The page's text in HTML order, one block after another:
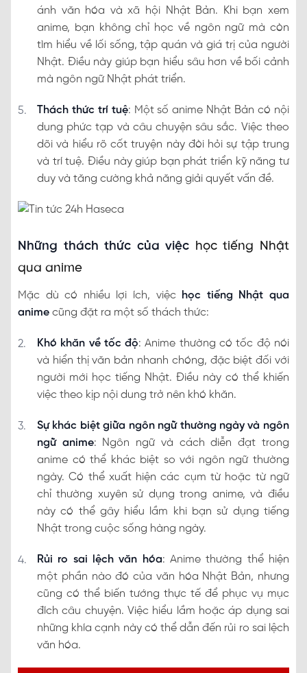
ánh văn hóa và xã hội Nhật Bản. Khi bạn xem
anime, bạn không chỉ học về ngôn ngữ mà còn
tìm hiểu về lối sống, tập quán và giá trị của người
Nhật. Điều này giúp bạn hiểu sâu hơn về bối cảnh
mà ngôn ngữ Nhật phát triển.
Thách thức trí tuệ: Một số anime Nhật Bản có nội
dung phức tạp và câu chuyện sâu sắc. Việc theo
dõi và hiểu rõ cốt truyện này đòi hỏi sự tập trung
và trí tuệ. Điều này giúp bạn phát triển kỹ năng tư
duy và tăng cường khả năng giải quyết vấn đề.
Những thách thức của việc học tiếng Nhật
qua anime
Mặc dù có nhiều lợi ích, việc
học tiếng Nhật qua
anime cũng đặt ra một số thách thức:
Khó khăn về tốc độ: Anime thường có tốc độ nói
và hiển thị văn bản nhanh chóng, đặc biệt đối với
người mới học tiếng Nhật. Điều này có thể khiến
việc theo kịp nội dung trở nên khó khăn.
Sự khác biệt giữa ngôn ngữ thường ngày và ngôn
ngữ anime: Ngôn ngữ và cách diễn đạt trong
anime có thể khác biệt so với ngôn ngữ thường
ngày. Có thể xuất hiện các cụm từ hoặc từ ngữ
chỉ thường xuyên sử dụng trong anime, và điều
này có thể gây hiểu lầm khi bạn sử dụng tiếng
Nhật trong cuộc sống hàng ngày.
Rủi ro sai lệch văn hóa: Anime thường thể hiện
một phần nào đó của văn hóa Nhật Bản, nhưng
cũng có thể biến tướng thực tế để phục vụ mục
đích câu chuyện. Việc hiểu lầm hoặc áp dụng sai
những khía cạnh này có thể dẫn đến rủi ro sai lệch
văn hóa.